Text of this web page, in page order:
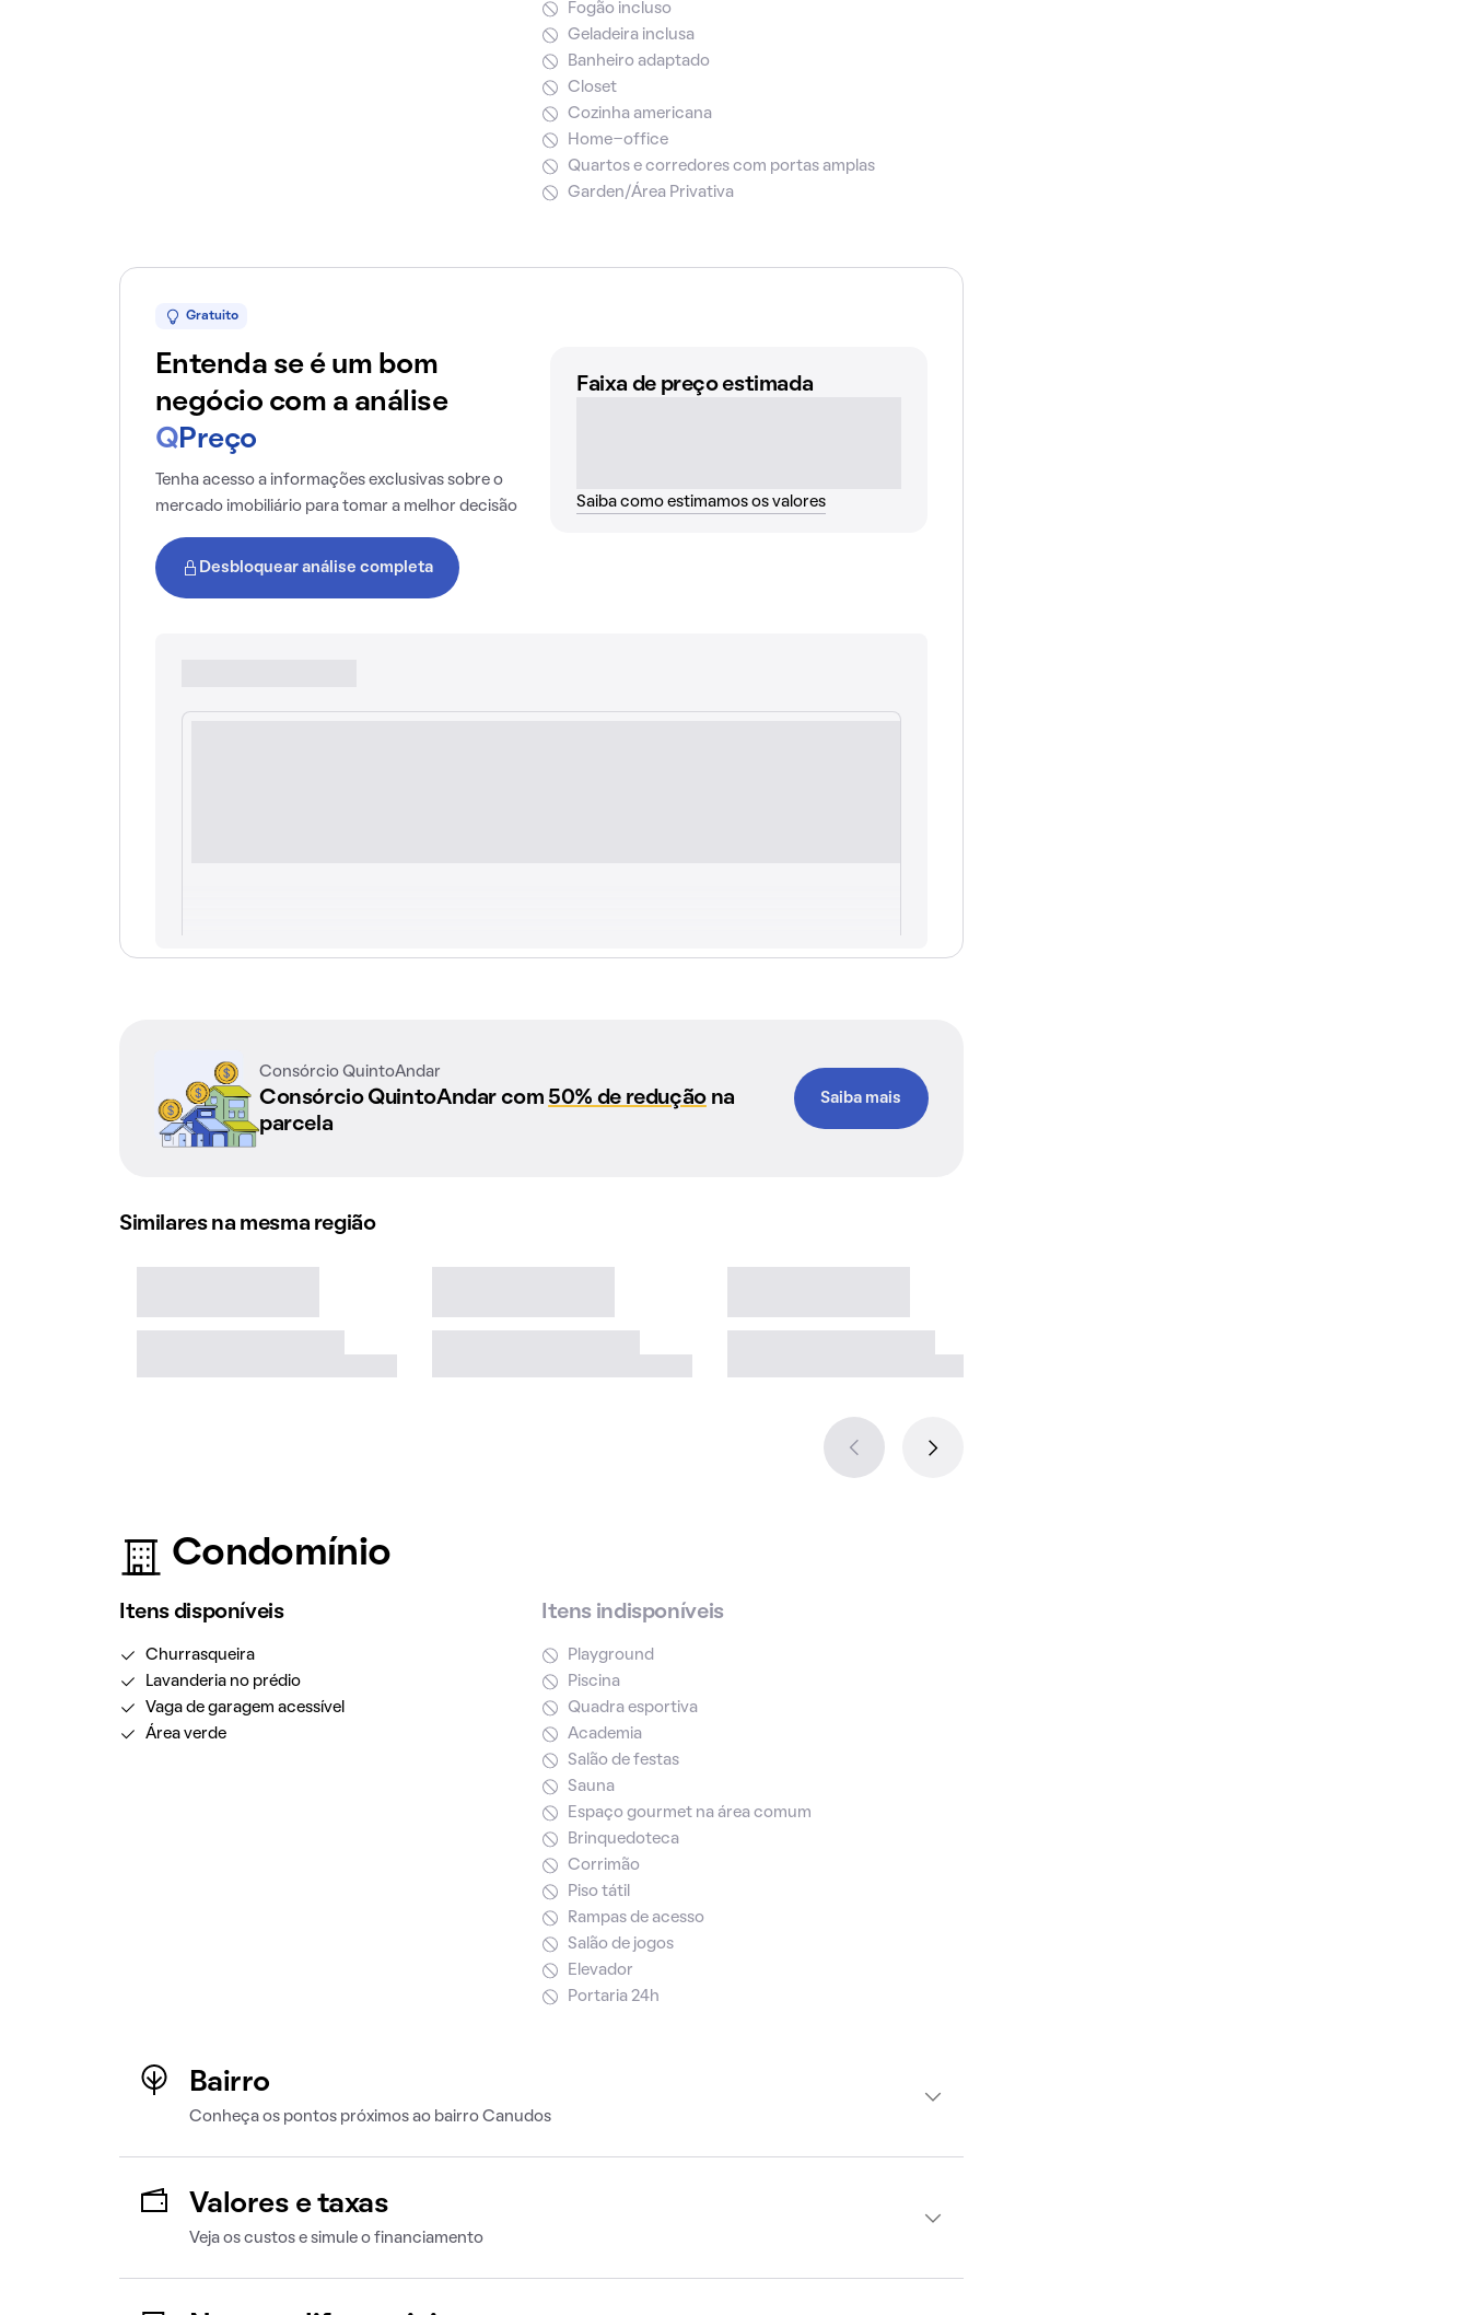
Fogão incluso
Geladeira inclusa
Banheiro adaptado
Closet
Cozinha americana
Home-office
Quartos e corredores com portas amplas
Garden/Área Privativa
Gratuito
Entenda se é um bom
negócio com a análise
Q Preço
Tenha acesso a informações exclusivas sobre o
mercado imobiliário para tomar a melhor decisão
Desbloquear análise completa
Faixa de preço estimada
Saiba como estimamos os valores
Consórcio QuintoAndar
Consórcio QuintoAndar com 50% de reduçãona
parcela
Saiba mais
Similares na mesma região
Condomínio
Itens disponíveis
Churrasqueira
Lavanderia no prédio
Vaga de garagem acessível
Área verde
Itens indisponíveis
Playground
Piscina
Quadra esportiva
Academia
Salão de festas
Sauna
Espaço gourmet na área comum
Brinquedoteca
Corrimão
Piso tátil
Rampas de acesso
Salão de jogos
Elevador
Portaria 24h
Bairro
Conheça os pontos próximos ao bairro Canudos
Valores e taxas
Veja os custos e simule o financiamento